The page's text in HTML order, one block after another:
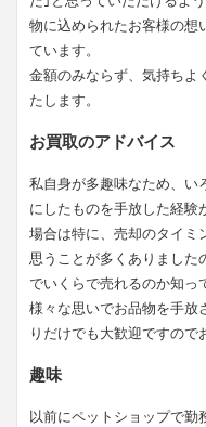
物に込められたお客様の想
ています。
金額のみならず、気持ちよ
たします。
お買取のアドバイス
私自身が多趣味なため、い
にしたものを手放した経験
場合は特に、売却のタイミ
思うことが多くありました
でいくらで売れるのか知っ
様々な思いでお品物を手放
りだけでも大歓迎ですので
趣味
以前にペットショップで